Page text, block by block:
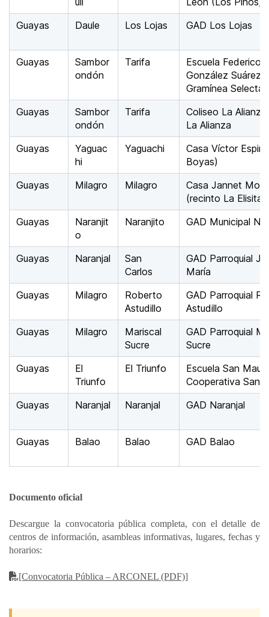
Guayas
Daule Los Lojas GAD Los Lojas
Guayas
Sambor
ondón
Tarifa
Escuela Federico
González Suárez,
Gramínea Selecta
Guayas
Sambor
ondón
Tarifa
Coliseo La
La Alianza
Guayas
Yaguac
hi
Yaguachi
Casa Víctor
Boyas)
Guayas
Milagro Milagro
Casa Jannet
(recinto La Elisita)
Guayas
Naranjit
o
Naranjito GAD Municipal
Guayas Naranjal
San
Carlos
GAD Parroquial
María
Guayas
Milagro
Roberto
Astudillo
GAD Parroquial
Astudillo
Guayas
Milagro
Mariscal
Sucre
GAD Parroquial
Sucre
Guayas
El
Triunfo
El Triunfo
Escuela San
Cooperativa San
Guayas
Naranjal Naranjal GAD Naranjal
Guayas Balao Balao GAD Balao
Documento oficial
Descargue la convocatoria pública completa, con el detalle de
centros de información, asambleas informativas, lugares, fechas y
horarios:
[Convocatoria Pública – ARCONEL (PDF)]